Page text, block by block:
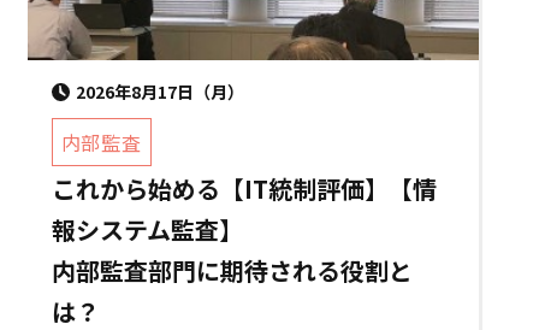
2026年8月17日（月）
内部監査
これから始める【IT統制評価】【情
報システム監査】
内部監査部門に期待される役割と
は？